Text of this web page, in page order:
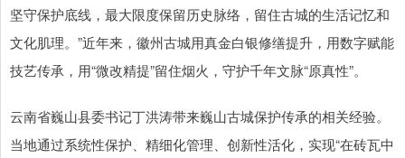
坚守保护底线，最大限度保留历史脉络，留住古城的生活记忆和
文化肌理。”近年来，徽州古城用真金白银修缮提升，用数字赋能
技艺传承，用“微改精提”留住烟火，守护千年文脉“原真性”。
云南省巍山县委书记丁洪涛带来巍山古城保护传承的相关经验。
当地通过系统性保护、精细化管理、创新性活化，实现“在砖瓦中